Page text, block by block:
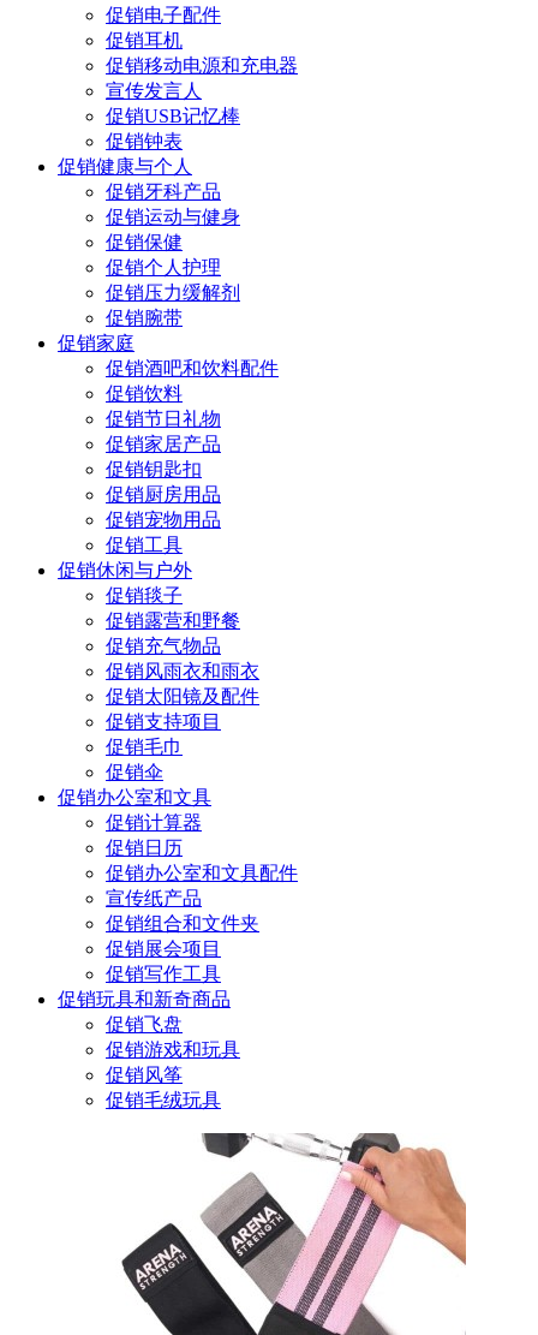
促销电子配件
促销耳机
促销移动电源和充电器
宣传发言人
促销USB记忆棒
促销钟表
促销健康与个人
促销牙科产品
促销运动与健身
促销保健
促销个人护理
促销压力缓解剂
促销腕带
促销家庭
促销酒吧和饮料配件
促销饮料
促销节日礼物
促销家居产品
促销钥匙扣
促销厨房用品
促销宠物用品
促销工具
促销休闲与户外
促销毯子
促销露营和野餐
促销充气物品
促销风雨衣和雨衣
促销太阳镜及配件
促销支持项目
促销毛巾
促销伞
促销办公室和文具
促销计算器
促销日历
促销办公室和文具配件
宣传纸产品
促销组合和文件夹
促销展会项目
促销写作工具
促销玩具和新奇商品
促销飞盘
促销游戏和玩具
促销风筝
促销毛绒玩具